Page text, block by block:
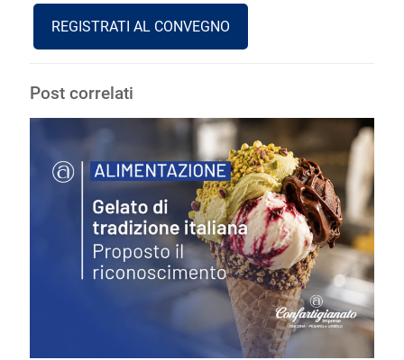
REGISTRATI AL CONVEGNO
Post correlati